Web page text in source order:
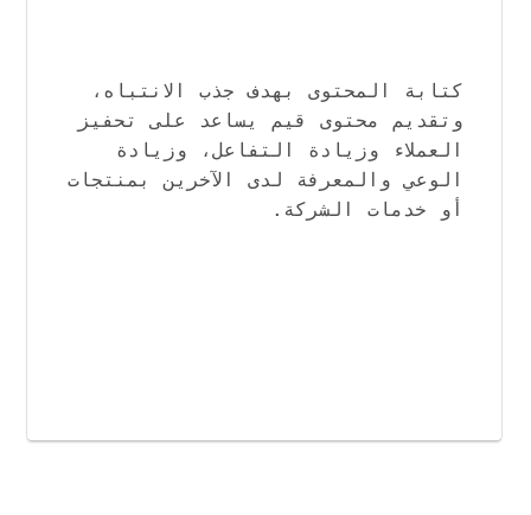
أو خدمات الشركة.